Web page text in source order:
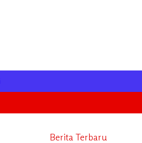
Berita Terbaru